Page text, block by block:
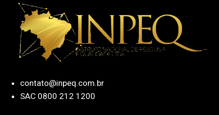
contato@inpeq.com.br
SAC 0800 212 1200